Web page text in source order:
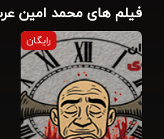
فیلم های محمد امین
رایگان